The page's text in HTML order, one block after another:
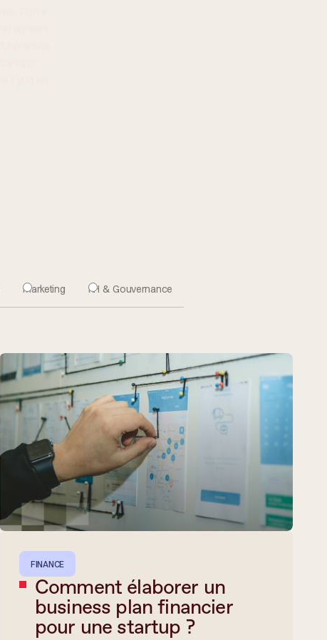
Marketing RH & Gouvernance
FINANCE
Comment élaborer un
business plan financier
pour une startup ?